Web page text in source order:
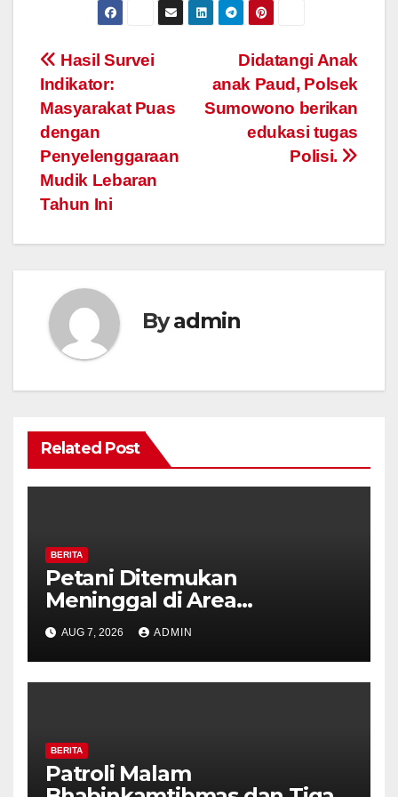
Post
navigation
Didatangi Anak
anak Paud, Polsek
Sumowono berikan
edukasi tugas
Polisi.
Hasil Survei
Indikator:
Masyarakat Puas
dengan
Penyelenggaraan
Mudik Lebaran
Tahun Ini
Byadmin
Related Post
BERITA
Petani Ditemukan
Meninggal di Area
Persawahan Kalibeji, Polisi
Pastikan Tidak Ada Tanda
Kekerasan
AUG 7, 2026 ADMIN
BERITA
Patroli Malam